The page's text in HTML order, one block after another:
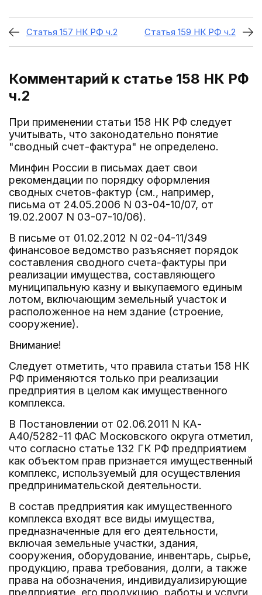
Статья 157 НК РФ ч.2 Статья 159 НК РФ ч.2
Комментарий к статье 158 НК РФ
ч.2
При применении статьи 158 НК РФ следует
учитывать, что законодательно понятие
"сводный счет-фактура" не определено.
Минфин России в письмах дает свои
рекомендации по порядку оформления
сводных счетов-фактур (см., например,
письма от 24.05.2006 N 03-04-10/07, от
19.02.2007 N 03-07-10/06).
В письме от 01.02.2012 N 02-04-11/349
финансовое ведомство разъясняет порядок
составления сводного счета-фактуры при
реализации имущества, составляющего
муниципальную казну и выкупаемого единым
лотом, включающим земельный участок и
расположенное на нем здание (строение,
сооружение).
Внимание!
Следует отметить, что правила статьи 158 НК
РФ применяются только при реализации
предприятия в целом как имущественного
комплекса.
В Постановлении от 02.06.2011 N КА-
А40/5282-11 ФАС Московского округа отметил,
что согласно статье 132 ГК РФ предприятием
как объектом прав признается имущественный
комплекс, используемый для осуществления
предпринимательской деятельности.
В состав предприятия как имущественного
комплекса входят все виды имущества,
предназначенные для его деятельности,
включая земельные участки, здания,
сооружения, оборудование, инвентарь, сырье,
продукцию, права требования, долги, а также
права на обозначения, индивидуализирующие
предприятие, его продукцию, работы и услуги